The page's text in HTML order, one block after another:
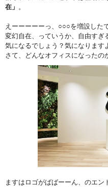
在」 。
えーーーーーっ、○○○を増設した
変幻自在、っていうか、自由すぎ
気になるでしょう？気になります
さて、どんなオフィスになったの
ますはロゴがばばーーん、のエ